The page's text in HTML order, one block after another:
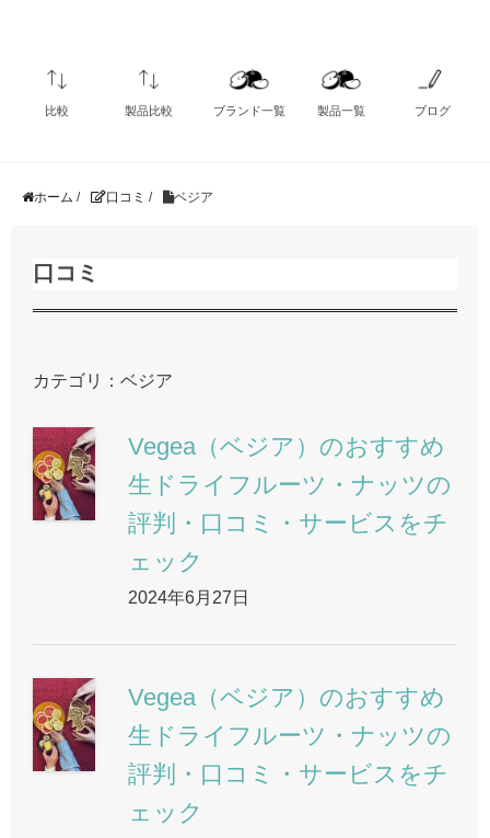
比較 製品比較 ブランド一覧 製品一覧 ブログ
ホーム / 口コミ / ベジア
口コミ
カテゴリ：ベジア
Vegea（ベジア）のおすすめ
生ドライフルーツ・ナッツの
評判・口コミ・サービスをチ
ェック
2024年6月27日
Vegea（ベジア）のおすすめ
生ドライフルーツ・ナッツの
評判・口コミ・サービスをチ
ェック